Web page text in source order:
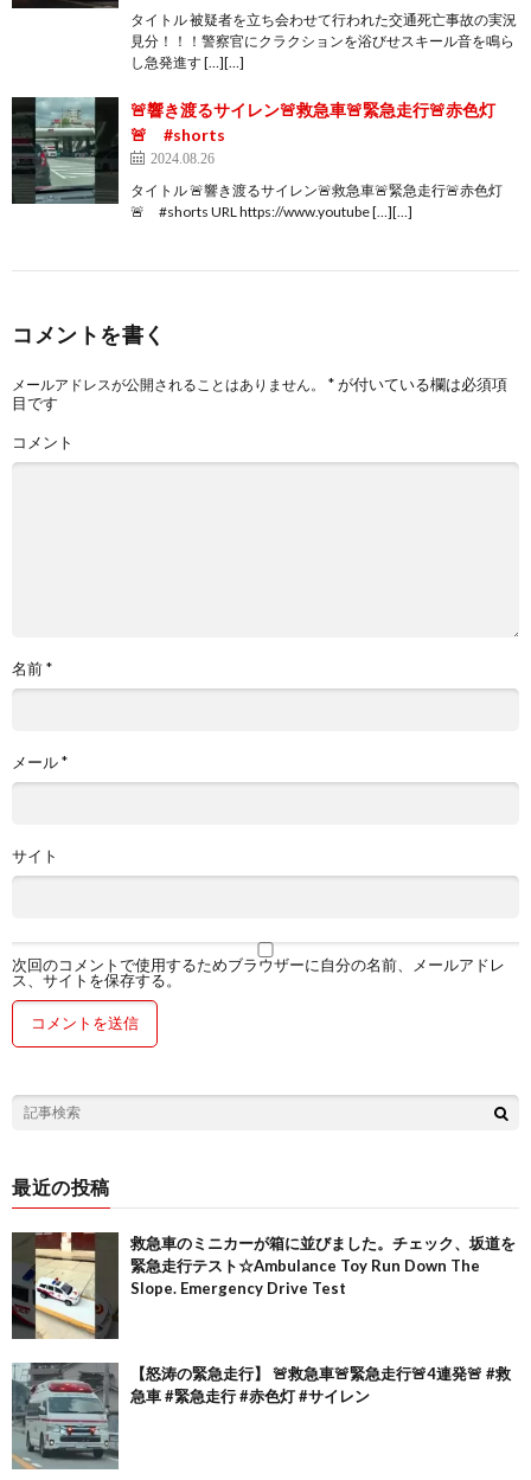
タイトル 被疑者を立ち会わせて行われた交通死亡事故の実況
見分！！！警察官にクラクションを浴びせスキール音を鳴ら
し急発進す […][…]
🚨響き渡るサイレン🚨救急車🚨緊急走行🚨赤色灯
🚨 #shorts
2024.08.26
タイトル 🚨響き渡るサイレン🚨救急車🚨緊急走行🚨赤色灯
🚨 #shorts URL https://www.youtube […][…]
コメントを書く
メールアドレスが公開されることはありません。 *が付いている欄は必須項
目です
コメント
名前*
メール*
サイト
次回のコメントで使用するためブラウザーに自分の名前、メールアドレ
ス、サイトを保存する。
最近の投稿
救急車のミニカーが箱に並びました。チェック、坂道を
緊急走行テスト☆Ambulance Toy Run Down The
Slope. Emergency Drive Test
【怒涛の緊急走行】 🚨救急車🚨緊急走行🚨4連発🚨 #救
急車 #緊急走行 #赤色灯 #サイレン